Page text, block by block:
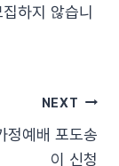
하지 않습니
NEXT
정예배 포도송
이 신청